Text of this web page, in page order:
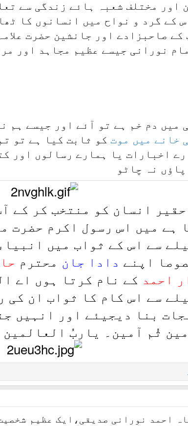
اور مختلف شعبہ ہائے زندگی سے
کے گرد و نواح میں انسانوں کا
نورانی جیسے عظیم مجاہد اور
میں دم خم ہے تو آئے اور جیسے ہم
خانے میں موت کو ثابت کیا ہے تو
اخبارات یا ہمارے رسالوں اور
نہ چاٹو
انسان کو منتخب کر کے
ہے میں اس رسول اکرم حضرت
سے اس کے ثواب میں
اپنے دادا جان محترم
احمد کے نام کرتا ہوں اے
سے اس کام کا ثواب ان کی
بنا دیجیئے اور انہیں
ثُم آمین۔ یاربُ العالمین
احمد نورانی صدیقی،ایک عظیم